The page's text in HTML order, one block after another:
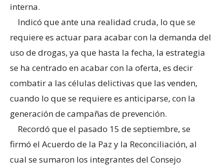
interna.
Indicó que ante una realidad cruda, lo que se
requiere es actuar para acabar con la demanda del
uso de drogas, ya que hasta la fecha, la estrategia
se ha centrado en acabar con la oferta, es decir
combatir a las células delictivas que las venden,
cuando lo que se requiere es anticiparse, con la
generación de campañas de prevención.
Recordó que el pasado 15 de septiembre, se
firmó el Acuerdo de la Paz y la Reconciliación, al
cual se sumaron los integrantes del Consejo